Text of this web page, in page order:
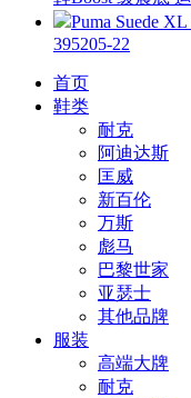
Puma Suede
395205-22
首页
鞋类
耐克
阿迪达斯
匡威
新百伦
万斯
彪马
巴黎世家
亚瑟士
其他品牌
服装
高端大牌
耐克